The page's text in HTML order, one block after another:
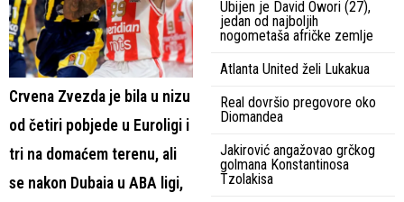
Crvena Zvezda je bila u nizu
od četiri pobjede u Euroligi i
tri na domaćem terenu, ali
se nakon Dubaia u ABA ligi,
Ubijen je David Owori (27),
jedan od najboljih
nogometaša afričke zemlje
Atlanta United želi Lukakua
Real dovršio pregovore oko
Diomandea
Jakirović angažovao grčkog
golmana Konstantinosa
Tzolakisa